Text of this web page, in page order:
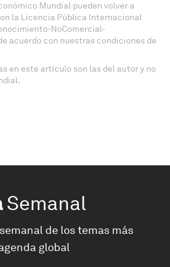
Mundial pueden volver a
la Licencia Pública Internacional
NoComercial-
acuerdo con nuestras condiciones de
en este artículo son las del autor y no
Semanal
de los temas más
global